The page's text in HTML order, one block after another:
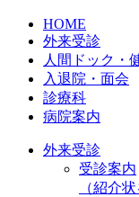
HOME
外来受診
人間ドック・
入退院・面会
診療科
病院案内
外来受診
受診案内
（紹介